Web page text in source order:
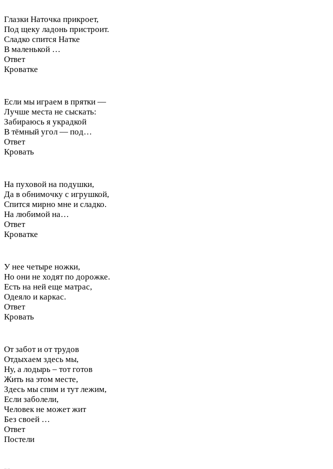
Глазки Наточка прикроет,
Под щеку ладонь пристроит.
Сладко спится Натке
В маленькой …
Ответ
Кроватке
Если мы играем в прятки —
Лучше места не сыскать:
Забираюсь я украдкой
В тёмный угол — под…
Ответ
Кровать
На пуховой на подушки,
Да в обнимочку с игрушкой,
Спится мирно мне и сладко.
На любимой на…
Ответ
Кроватке
У нее четыре ножки,
Но они не ходят по дорожке.
Есть на ней еще матрас,
Одеяло и каркас.
Ответ
Кровать
От забот и от трудов
Отдыхаем здесь мы,
Ну, а лодырь – тот готов
Жить на этом месте,
Здесь мы спим и тут лежим,
Если заболели,
Человек не может жит
Без своей …
Ответ
Постели